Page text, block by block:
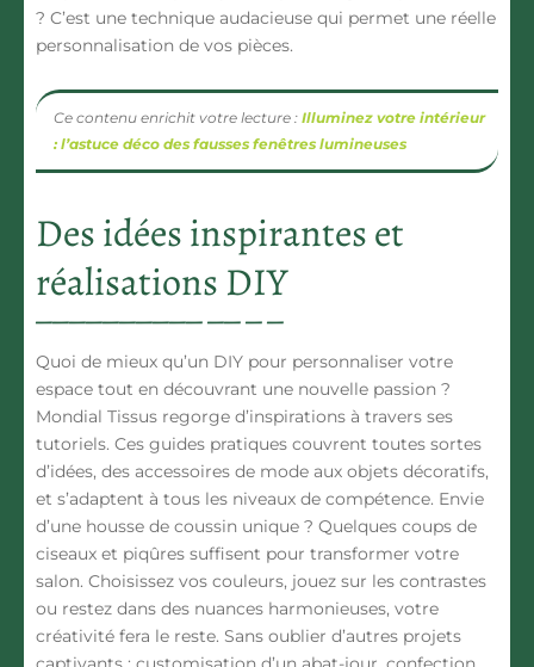
? C’est une technique audacieuse qui permet une réelle
personnalisation de vos pièces.
Ce contenu enrichit votre lecture : Illuminez votre intérieur
: l’astuce déco des fausses fenêtres lumineuses
Des idées inspirantes et
réalisations DIY
Quoi de mieux qu’un DIY pour personnaliser votre
espace tout en découvrant une nouvelle passion ?
Mondial Tissus regorge d’inspirations à travers ses
tutoriels. Ces guides pratiques couvrent toutes sortes
d’idées, des accessoires de mode aux objets décoratifs,
et s’adaptent à tous les niveaux de compétence. Envie
d’une housse de coussin unique ? Quelques coups de
ciseaux et piqûres suffisent pour transformer votre
salon. Choisissez vos couleurs, jouez sur les contrastes
ou restez dans des nuances harmonieuses, votre
créativité fera le reste. Sans oublier d’autres projets